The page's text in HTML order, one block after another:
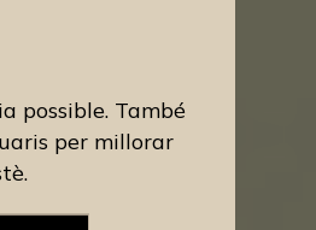
possible. També
per millorar